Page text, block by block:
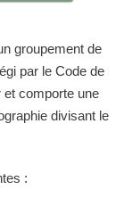
groupement de
par le Code de
et comporte une
divisant le
: